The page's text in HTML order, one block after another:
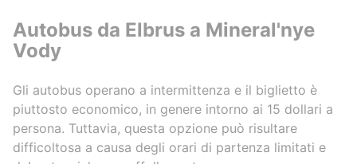
Autobus da Elbrus a Mineral'nye
Vody
Gli autobus operano a intermittenza e il biglietto è
piuttosto economico, in genere intorno ai 15 dollari a
persona. Tuttavia, questa opzione può risultare
difficoltosa a causa degli orari di partenza limitati e